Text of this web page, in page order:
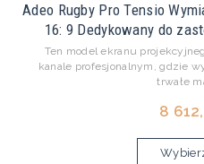
Adeo Rugby Pro Tensio
16: 9 Dedykowany do
Ten model ekranu
kanale profesjonalnym, gdzie
trwałe
8